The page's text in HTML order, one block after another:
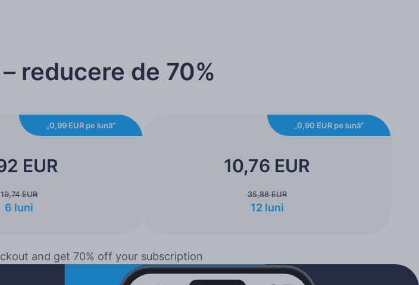
reducere de 70%
„0,99 EUR pe lună”
EUR
19,74 EUR
6 luni
„0,90 EUR pe lună”
10,76 EUR
35,88 EUR
12 luni
and get 70% off your subscription